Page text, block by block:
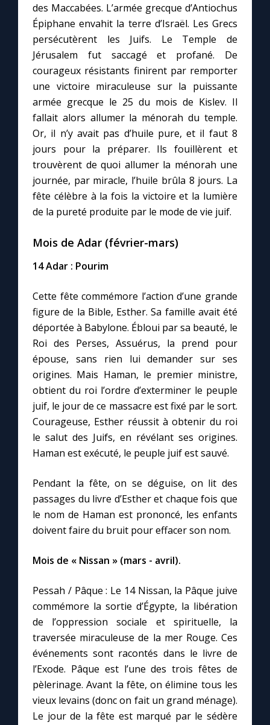
des Maccabées. L’armée grecque d’Antiochus
Épiphane envahit la terre d’Israël. Les Grecs
persécutèrent les Juifs. Le Temple de
Jérusalem fut saccagé et profané. De
courageux résistants finirent par remporter
une victoire miraculeuse sur la puissante
armée grecque le 25 du mois de Kislev. Il
fallait alors allumer la ménorah du temple.
Or, il n’y avait pas d’huile pure, et il faut 8
jours pour la préparer. Ils fouillèrent et
trouvèrent de quoi allumer la ménorah une
journée, par miracle, l’huile brûla 8 jours. La
fête célèbre à la fois la victoire et la lumière
de la pureté produite par le mode de vie juif.
Mois de Adar (février-mars)
14 Adar : Pourim
Cette fête commémore l’action d’une grande
figure de la Bible, Esther. Sa famille avait été
déportée à Babylone. Ébloui par sa beauté, le
Roi des Perses, Assuérus, la prend pour
épouse, sans rien lui demander sur ses
origines. Mais Haman, le premier ministre,
obtient du roi l’ordre d’exterminer le peuple
juif, le jour de ce massacre est fixé par le sort.
Courageuse, Esther réussit à obtenir du roi
le salut des Juifs, en révélant ses origines.
Haman est exécuté, le peuple juif est sauvé.
Pendant la fête, on se déguise, on lit des
passages du livre d’Esther et chaque fois que
le nom de Haman est prononcé, les enfants
doivent faire du bruit pour effacer son nom.
Mois de « Nissan » (mars - avril).
Pessah / Pâque : Le 14 Nissan, la Pâque juive
commémore la sortie d’Égypte, la libération
de l’oppression sociale et spirituelle, la
traversée miraculeuse de la mer Rouge. Ces
événements sont racontés dans le livre de
l’Exode. Pâque est l’une des trois fêtes de
pèlerinage. Avant la fête, on élimine tous les
vieux levains (donc on fait un grand ménage).
Le jour de la fête est marqué par le sédère